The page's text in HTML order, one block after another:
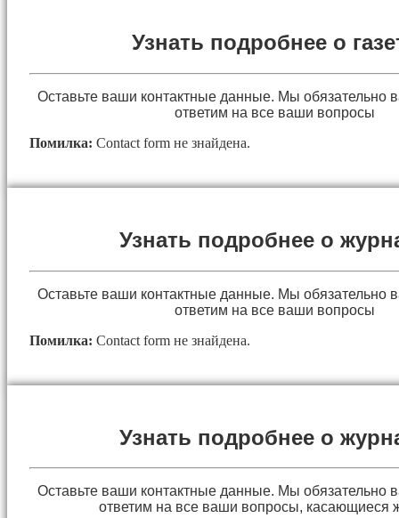
Узнать подробнее о
Оставьте ваши контактные данные. Мы обязательно
ответим на все ваши вопросы
Помилка: Contact form не знайдена.
Узнать подробнее о
Оставьте ваши контактные данные. Мы обязательно
ответим на все ваши вопросы
Помилка: Contact form не знайдена.
Узнать подробнее о
Оставьте ваши контактные данные. Мы обязательно
ответим на все ваши вопросы, касающиеся